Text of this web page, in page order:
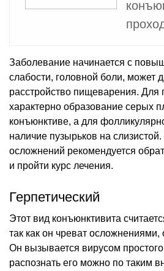
Заболевание начинается с
слабости, головной боли, может
расстройство пищеварения.
характерно образование серых
конъюнктиве, а для
наличие пузырьков на
осложнений рекомендуется
и пройти курс лечения.
Герпетический
Этот вид конъюнктивита
так как он чреват осложнениями,
Он вызывается вирусом простого
распознать его можно по таким